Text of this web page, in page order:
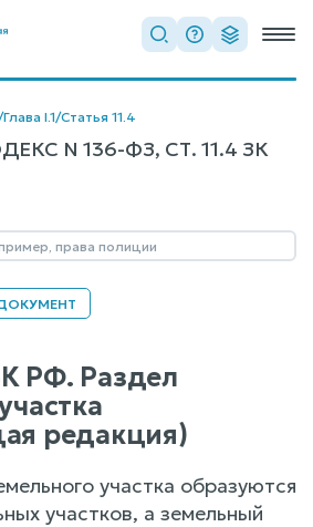
Глава I.1/Статья 11.4
N 136-ФЗ, СТ. 11.4 ЗК
РФ. Раздел
редакция)
участка образуются
участков, а земельный